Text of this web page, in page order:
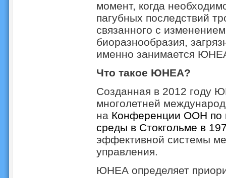
момент, когда
пагубных последствий
связанного с
биоразнообразия,
именно занимается
Что такое ЮНЕА?
Созданная в 2012 году
многолетней
на Конференции ООН по
среды в Стокгольме в
эффективной системы
управления.
ЮНЕА определяет